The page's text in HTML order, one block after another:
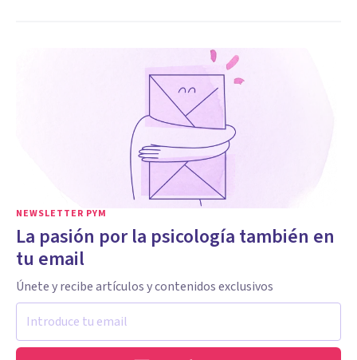
NEWSLETTER PYM
La pasión por la psicología también en
tu email
Únete y recibe artículos y contenidos exclusivos